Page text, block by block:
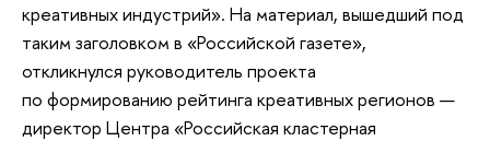
креативных индустрий». На материал, вышедший под
таким заголовком в «Российской газете»,
откликнулся руководитель проекта
по формированию рейтинга креативных регионов —
директор Центра «Российская кластерная